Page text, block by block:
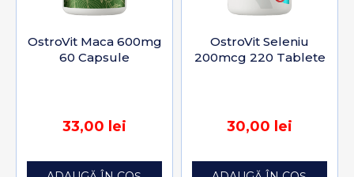
OstroVit Maca 600mg
60 Capsule
33,00 lei
OstroVit Seleniu
200mcg 220 Tablete
30,00 lei